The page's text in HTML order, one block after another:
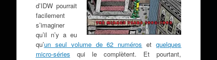
d’IDW pourrait
facilement
s’imaginer
qu’il n’y a eu
qu’un seul volume de 62 numéros etquelques
micro-séries qui le complètent. Et pourtant,